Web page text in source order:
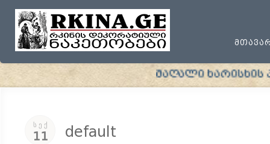
მაღალი ხარისხის
ᲡᲔᲥ
11 default